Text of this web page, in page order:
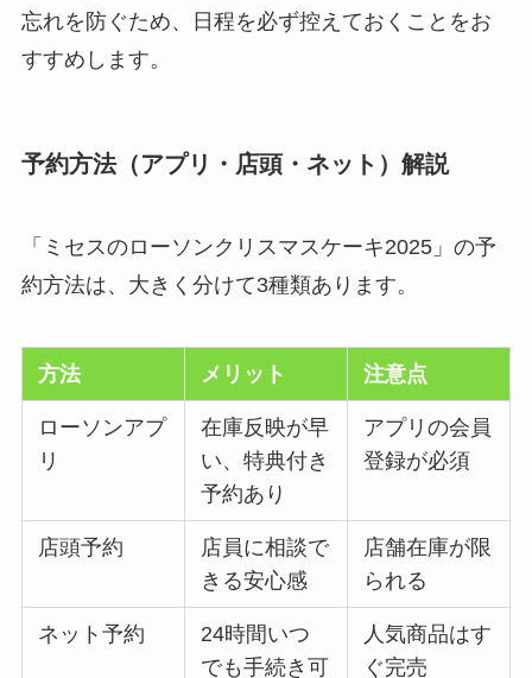
忘れを防ぐため、日程を必ず控えておくことをお
すすめします。
予約方法（アプリ・店頭・ネット）解説
「ミセスのローソンクリスマスケーキ2025」の予
約方法は、大きく分けて3種類あります。
方法 メリット 注意点
ローソンアプ
リ
在庫反映が早
い、特典付き
予約あり
アプリの会員
登録が必須
店頭予約
店員に相談で
きる安心感
店舗在庫が限
られる
ネット予約
24時間いつ
でも手続き可
人気商品はす
ぐ完売